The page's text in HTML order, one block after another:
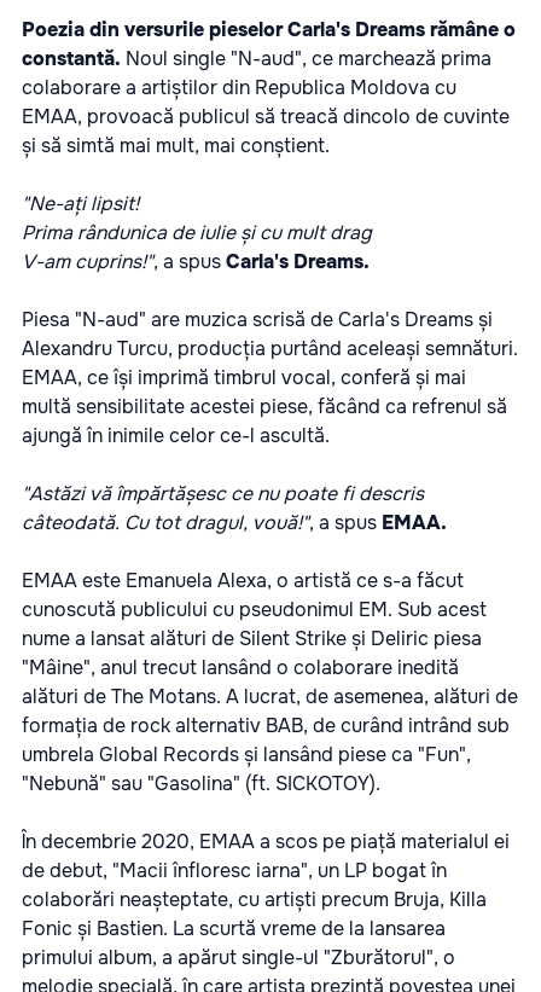
Poezia din versurile pieselor Carla's Dreams rămâne o
constantă. Noul single "N-aud", ce marchează prima
colaborare a artiștilor din Republica Moldova cu
EMAA, provoacă publicul să treacă dincolo de cuvinte
și să simtă mai mult, mai conștient.
"Ne-ați lipsit!
Prima rândunica de iulie și cu mult drag
V-am cuprins!", a spusCarla's Dreams.
Piesa "N-aud" are muzica scrisă de Carla's Dreams și
Alexandru Turcu, producția purtând aceleași semnături.
EMAA, ce își imprimă timbrul vocal, conferă și mai
multă sensibilitate acestei piese, făcând ca refrenul să
ajungă în inimile celor ce-l ascultă.
"Astăzi vă împărtășesc ce nu poate fi descris
câteodată. Cu tot dragul, vouă!", a spus EMAA.
EMAA este Emanuela Alexa, o artistă ce s-a făcut
cunoscută publicului cu pseudonimul EM. Sub acest
nume a lansat alături de Silent Strike și Deliric piesa
"Mâine", anul trecut lansând o colaborare inedită
alături de The Motans. A lucrat, de asemenea, alături de
formația de rock alternativ BAB, de curând intrând sub
umbrela Global Records și lansând piese ca "Fun",
"Nebună" sau "Gasolina" (ft. SICKOTOY).
În decembrie 2020, EMAA a scos pe piață materialul ei
de debut, "Macii înfloresc iarna", un LP bogat în
colaborări neașteptate, cu artiști precum Bruja, Killa
Fonic și Bastien. La scurtă vreme de la lansarea
primului album, a apărut single-ul "Zburătorul", o
melodie specială, în care artista prezintă povestea unei